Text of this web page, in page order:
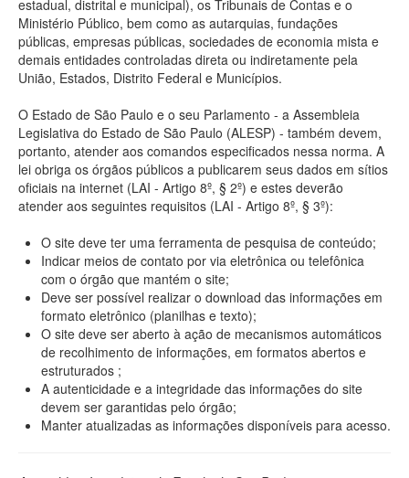
estadual, distrital e municipal), os Tribunais de Contas e o
Ministério Público, bem como as autarquias, fundações
públicas, empresas públicas, sociedades de economia mista e
demais entidades controladas direta ou indiretamente pela
União, Estados, Distrito Federal e Municípios.
O Estado de São Paulo e o seu Parlamento - a Assembleia
Legislativa do Estado de São Paulo (ALESP) - também devem,
portanto, atender aos comandos especificados nessa norma. A
lei obriga os órgãos públicos a publicarem seus dados em sítios
oficiais na internet (LAI - Artigo 8º, § 2º) e estes deverão
atender aos seguintes requisitos (LAI - Artigo 8º, § 3º):
O site deve ter uma ferramenta de pesquisa de conteúdo;
Indicar meios de contato por via eletrônica ou telefônica
com o órgão que mantém o site;
Deve ser possível realizar o download das informações em
formato eletrônico (planilhas e texto);
O site deve ser aberto à ação de mecanismos automáticos
de recolhimento de informações, em formatos abertos e
estruturados ;
A autenticidade e a integridade das informações do site
devem ser garantidas pelo órgão;
Manter atualizadas as informações disponíveis para acesso.